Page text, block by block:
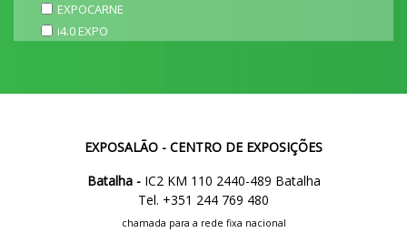
EXPOCARNE
i4.0 EXPO
EXPOSALÃO - CENTRO DE EXPOSIÇÕES
Batalha -IC2 KM 110 2440-489 Batalha
Tel. +351 244 769 480
chamada para a rede fixa nacional